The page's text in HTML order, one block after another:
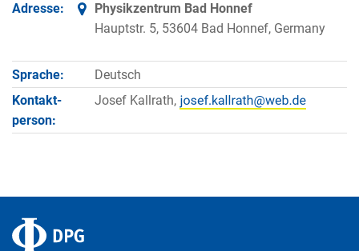
Adresse:
Physikzentrum Bad Honnef
Hauptstr. 5, 53604 Bad Honnef, Germany
Sprache:
Deutsch
Kontakt­
person:
Josef Kallrath,